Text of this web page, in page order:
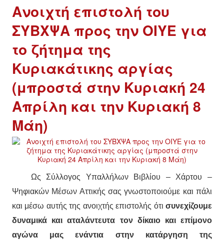
Ανοιχτή επιστολή του
ΣΥΒΧΨΑ προς την ΟΙΥΕ για
το ζήτημα της
Κυριακάτικης αργίας
(μπροστά στην Κυριακή 24
Απρίλη και την Κυριακή 8
Μάη)
Ως Σύλλογος Υπαλλήλων Βιβλίου – Χάρτου –
Ψηφιακών Μέσων Αττικής σας γνωστοποιούμε και πάλι
και μέσω αυτής της ανοιχτής επιστολής ότι συνεχίζουμε
δυναμικά και αταλάντευτα τον δίκαιο και επίμονο
αγώνα μας ενάντια στην κατάργηση της